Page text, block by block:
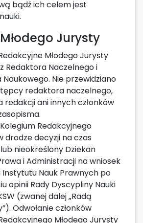
bądź ich celem jest
Jurysty
Młodego Jurysty
Redaktora Naczelnego i
Nie przewidziano
redaktora naczelnego,
redakcji ani innych członków
Redakcyjnego
drodze decyzji na czas
nieokreślony Dziekan
i Administracji na wniosek
Nauk Prawnych po
opinii Rady Dyscypliny Nauki
(zwanej dalej „Radą
Odwołanie członków
Młodego Jurysty